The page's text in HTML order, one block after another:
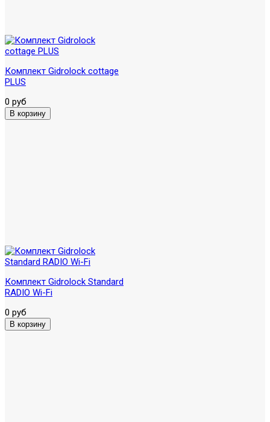
Комплект Gidrolock cottage
PLUS
0 руб
Комплект Gidrolock Standard
RADIO Wi-Fi
0 руб